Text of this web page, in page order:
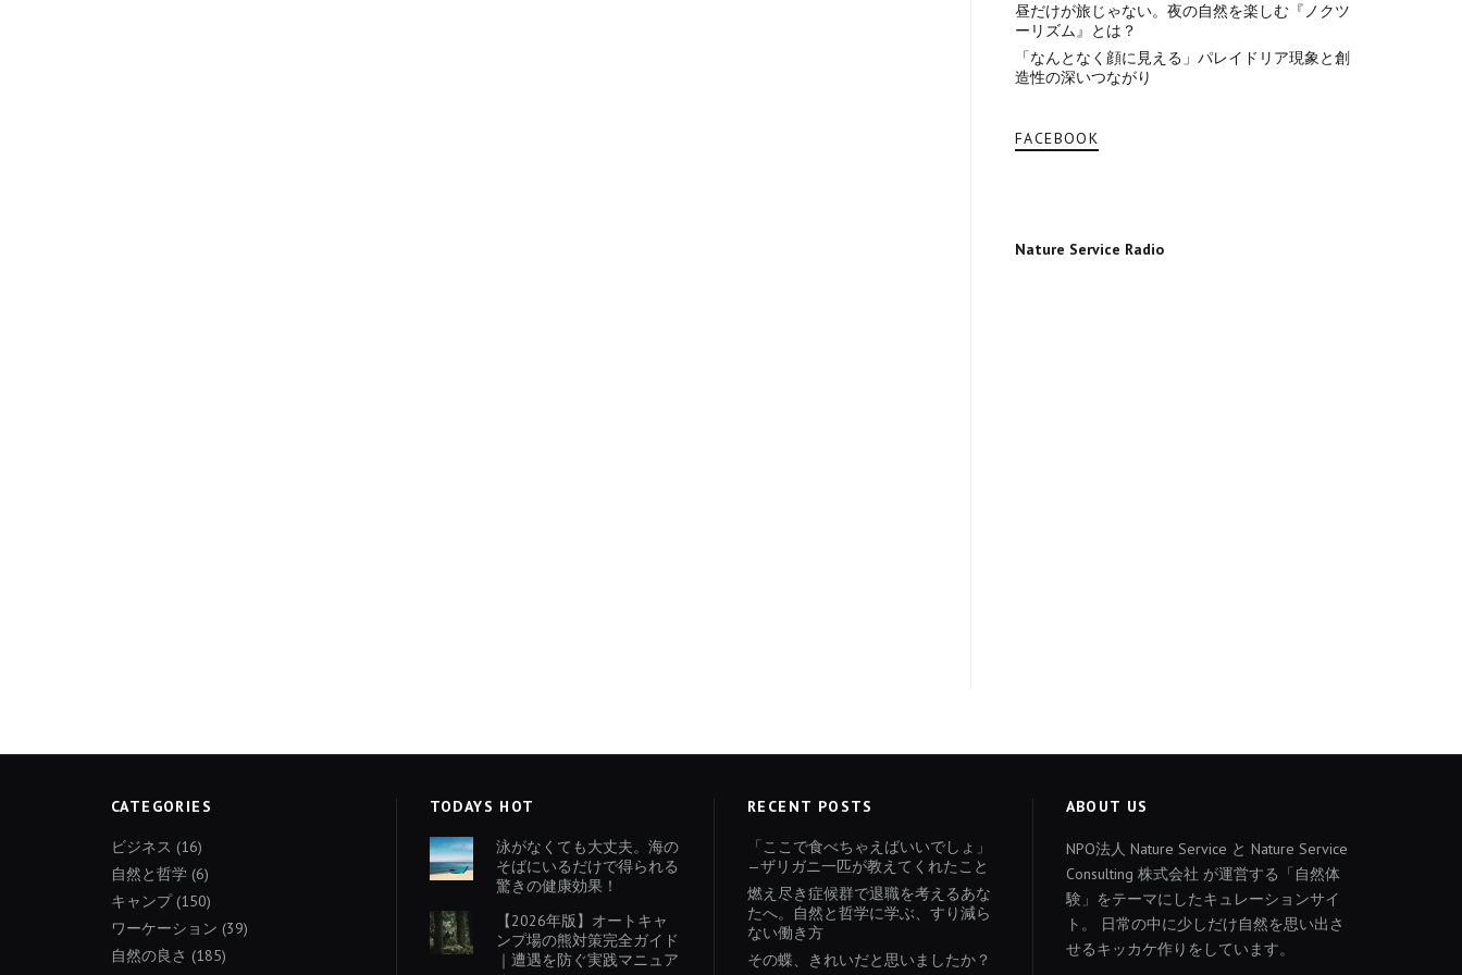
昼だけが旅じゃない。夜の自然を楽しむ『ノクツ
ーリズム』とは？
「なんとなく顔に見える」パレイドリア現象と創
造性の深いつながり
FACEBOOK
Nature Service Radio
CATEGORIES
ビジネス (16)
自然と哲学 (6)
キャンプ(150)
ワーケーション (39)
自然の良さ (185)
TODAYS HOT
泳がなくても大丈夫。海の
そばにいるだけで得られる
驚きの健康効果！
【2026年版】オートキャ
ンプ場の熊対策完全ガイド
｜遭遇を防ぐ実践マニュア
RECENT POSTS
「ここで食べちゃえばいいでしょ」
—ザリガニ一匹が教えてくれたこと
燃え尽き症候群で退職を考えるあな
たへ。自然と哲学に学ぶ、すり減ら
ない働き方
その蝶、きれいだと思いましたか？
ABOUT US
NPO法人 Nature Service と Nature Service
Consulting 株式会社 が運営する「自然体
験」をテーマにしたキュレーションサイ
ト。 日常の中に少しだけ自然を思い出さ
せるキッカケ作りをしています。